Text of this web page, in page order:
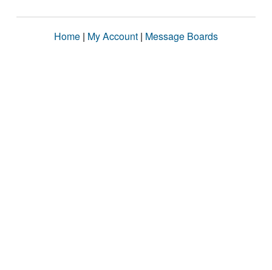
Home | My Account | Message Boards